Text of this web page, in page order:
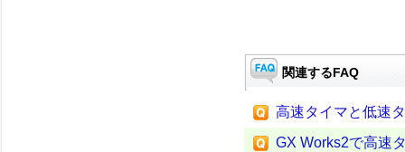
関連するFAQ
高速タイマと低速
GX Works2で高速